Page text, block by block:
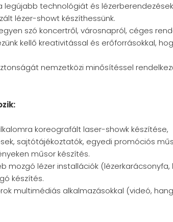
legújabb technológiát és
lézer-showt készíthessünk.
szó koncertről, városnapról, céges
kellő kreativitással és erőforrásokkal,
nemzetközi minősítéssel
koreografált laser-showk készítése,
sajtótájékoztatók, egyedi promóciós
műsor készítés.
mozgó lézer installációk (lézerkarácsonyfa,
készítés.
multimédiás alkalmazásokkal (videó,